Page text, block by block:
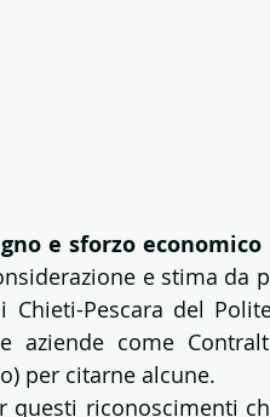
e sforzo economico
e stima da
Chieti-Pescara del
e aziende come
per citarne alcune.
questi riconoscimenti